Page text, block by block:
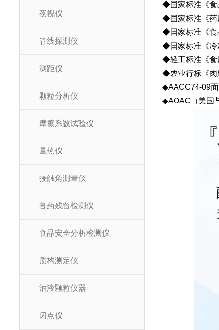
夜视仪
管线探测仪
测距仪
颗粒分析仪
摩擦系数试验仪
量热仪
接触角测量仪
兽药残留检测仪
食品安全分析检测仪
质构测定仪
油液颗粒仪器
闪点仪
◆国家标准《食
◆国家标准《药
◆国家标准《食
◆国家标准《冷
◆轻工标准《食
◆农业行标《肉
◆AACC74-09
◆AOAC（美国